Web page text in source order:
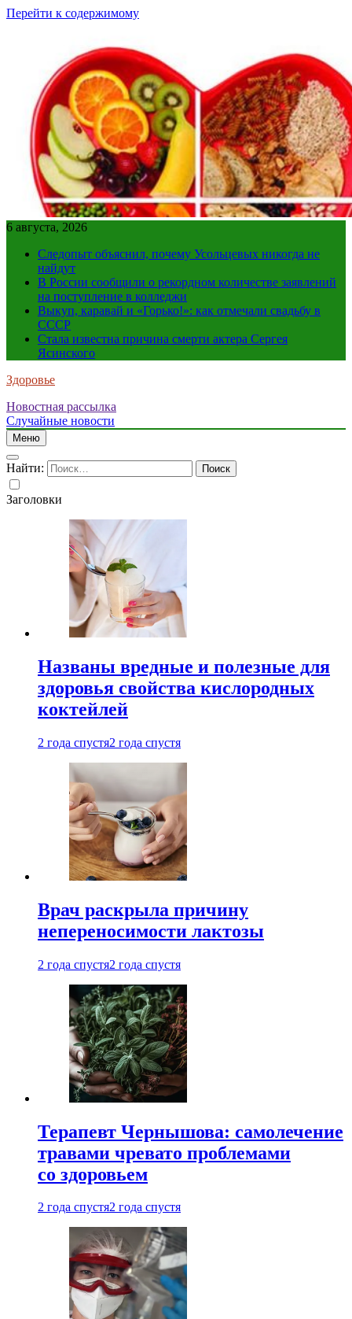
Перейти к содержимому
6 августа, 2026
Следопыт объяснил, почему Усольцевых никогда не
найдут
В России сообщили о рекордном количестве заявлений
на поступление в колледжи
Выкуп, каравай и «Горько!»: как отмечали свадьбу в
СССР
Стала известна причина смерти актера Сергея
Ясинского
Здоровье
Новостная рассылка
Случайные новости
Меню
Найти:
Заголовки
Названы вредные и полезные для
здоровья свойства кислородных
коктейлей
2 года спустя2 года спустя
Врач раскрыла причину
непереносимости лактозы
2 года спустя2 года спустя
Терапевт Чернышова: самолечение
травами чревато проблемами
со здоровьем
2 года спустя2 года спустя